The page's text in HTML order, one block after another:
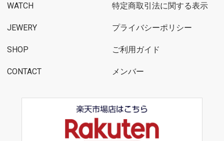
WATCH
JEWERY
SHOP
CONTACT
特定商取引法に関する表示
プライバシーポリシー
ご利用ガイド
メンバー